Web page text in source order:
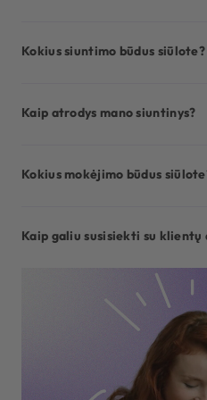
Kokius siuntimo būdus siūlote?
Kaip atrodys mano siuntinys?
Kokius mokėjimo būdus
Kaip galiu susisiekti su